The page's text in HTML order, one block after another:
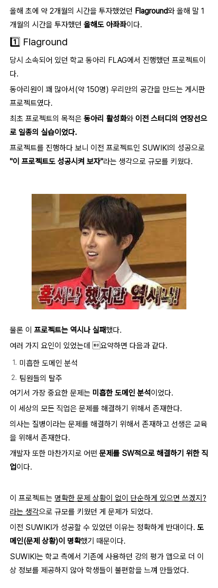
올해 초에 약 2개월의 시간을 투자했었던 Flaground와 올해 말 1
개월의 시간을 투자했던 올해도 아좌좌이다.
1️⃣ Flaground
당시 소속되어 있던 학교 동아리 FLAG에서 진행했던 프로젝트이
다.
동아리원이 꽤 많아서(약 150명) 우리만의 공간을 만드는 게시판
프로젝트였다.
최초 프로젝트의 목적은 동아리 활성화와 이전 스터디의 연장선으
로 일종의 실습이었다.
프로젝트를 진행하다 보니 이전 프로젝트인 SUWIKI의 성공으로
"이 프로젝트도 성공시켜 보자"라는 생각으로 규모를 키웠다.
물론 이 프로젝트는 역시나 실패했다.
여러 가지 요인이 있었는데 요약하면 다음과 같다.
미흡한 도메인 분석
팀원들의 탈주
여기서 가장 중요한 문제는 미흡한 도메인 분석 이었다.
이 세상의 모든 직업은 문제를 해결하기 위해서 존재한다.
의사는 질병이라는 문제를 해결하기 위해서 존재하고 선생은 교육
을 위해서 존재한다.
개발자 또한 마찬가지로 어떤 문제를 SW적으로 해결하기 위한 직
업이다.
이 프로젝트는 명확한 문제 상황이 없이 단순하게 있으면 쓰겠지?
라는 생각으로 규모를 키웠던 게 문제가 되었다.
이전 SUWIKI가 성공할 수 있었던 이유는 정확하게 반대이다. 도
메인(문제 상황)이 명확했기 때문이다.
SUWIKI는 학교 측에서 기존에 사용하던 강의 평가 앱으로 더 이
상 정보를 제공하지 않아 학생들이 불편함을 느껴 만들었다.